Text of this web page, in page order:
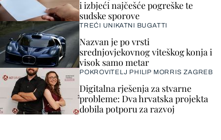
i izbjeći najčešće pogreške te
sudske sporove
TREĆI UNIKATNI BUGATTI
Nazvan je po vrsti
srednjovjekovnog viteškog konja i
visok samo metar
POKROVITELJ PHILIP MORRIS ZAGREB
Digitalna rješenja za stvarne
probleme: Dva hrvatska projekta
dobila potporu za razvoj